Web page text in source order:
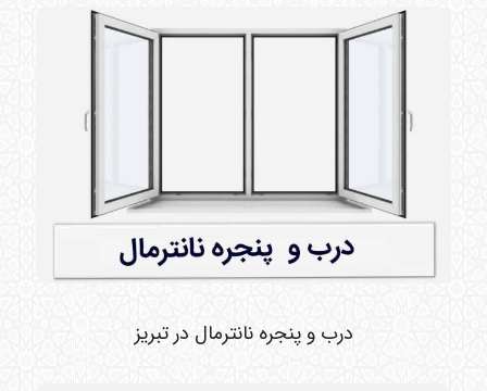
درب و پنجره نانترمال در تبریز